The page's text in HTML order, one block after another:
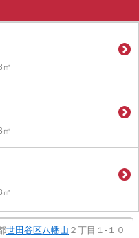
㎡
㎡
㎡
世田谷区八幡山 ２丁目１-１０